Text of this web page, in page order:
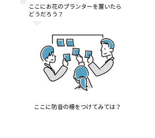
ここにお花のプランターを置いたら
どうだろう？
ここに防音の柵をつけてみては？